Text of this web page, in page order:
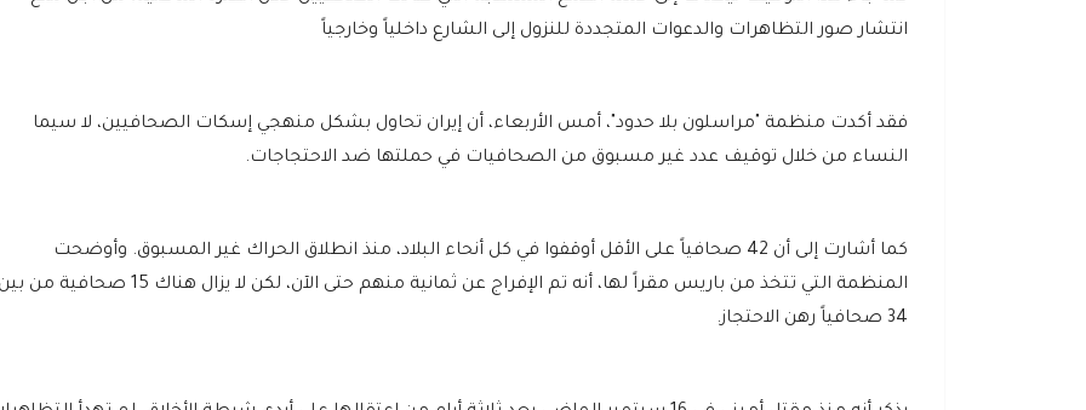
انتشار صور التظاهرات والدعوات المتجددة للنزول إلى الشارع داخلياً وخارجياً
فقد أكدت منظمة "مراسلون بلا حدود"، أمس الأربعاء، أن إيران تحاول بشكل منهجي إسكات الصحافيين، لا سيما
النساء من خلال توقيف عدد غير مسبوق من الصحافيات في حملتها ضد الاحتجاجات.
كما أشارت إلى أن 42 صحافياً على الأقل أوقفوا في كل أنحاء البلاد، منذ انطلاق الحراك غير المسبوق. وأوضحت
المنظمة التي تتخذ من باريس مقراً لها، أنه تم الإفراج عن ثمانية منهم حتى الآن، لكن لا يزال هناك 15 صحافية من بين
34 صحافياً رهن الاحتجاز.